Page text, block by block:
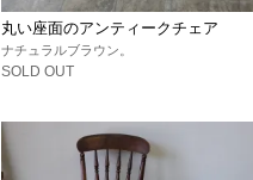
丸い座面のアンティークチェア
ナチュラルブラウン。
SOLD OUT